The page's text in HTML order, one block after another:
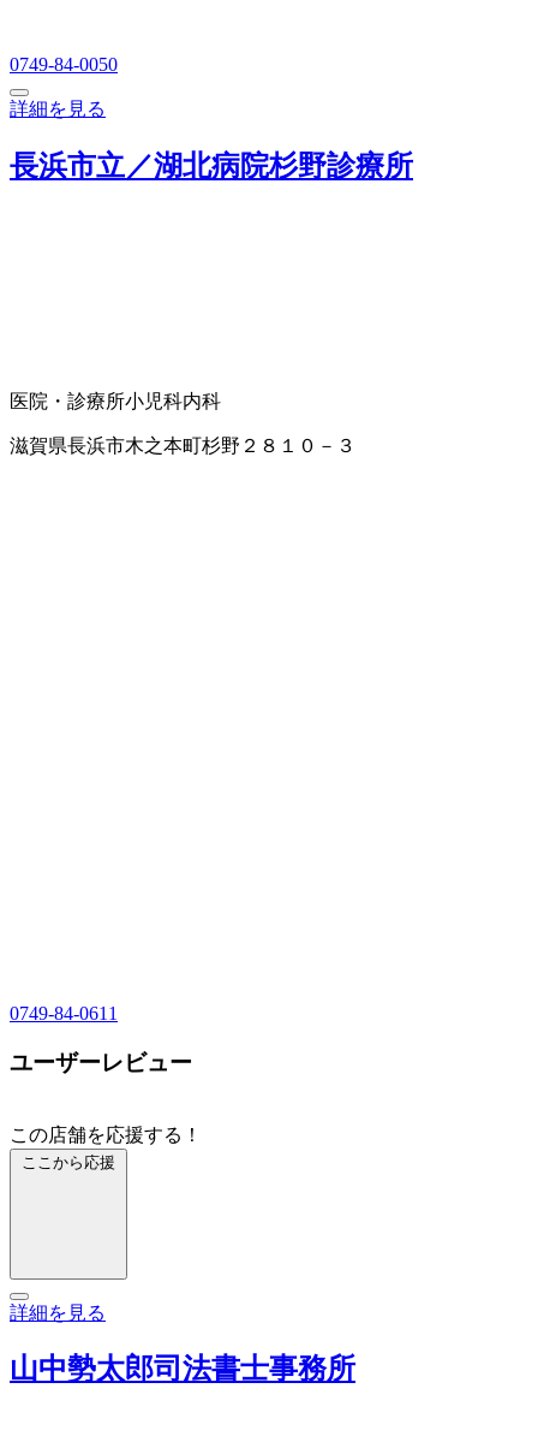
0749-84-0050
詳細を見る
長浜市立／湖北病院杉野診療所
医院・診療所小児科内科
滋賀県長浜市木之本町杉野２８１０－３
0749-84-0611
ユーザーレビュー
この店舗を応援する！
ここから応援
詳細を見る
山中勢太郎司法書士事務所